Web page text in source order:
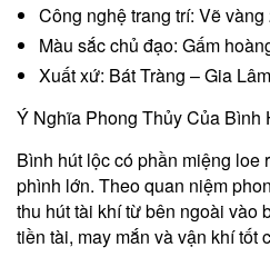
Công nghệ trang trí: Vẽ
Màu sắc chủ đạo: Gấm
Xuất xứ: Bát Tràng – Gia
Ý Nghĩa Phong Thủy Của Bình
Bình hút lộc có phần miệng loe
phình lớn. Theo quan niệm
thu hút tài khí từ bên ngoài vào
tiền tài, may mắn và vận khí tốt